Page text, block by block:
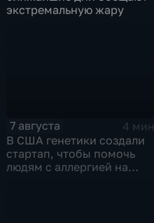
экстремальную жару
7 августа
4 мин
В США генетики создали
стартап, чтобы помочь
людям с аллергией на